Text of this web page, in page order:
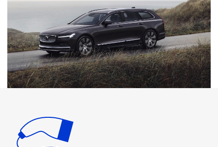
de 7,4 kW pour une phase de 32A. Si vous utilisez une
station de recharge avec une puissance supérieure à celle
de votre voiture, votre voiture ne pourra pas charger plus
rapidement que sa vitesse de charge maximale. Il est
important de choisir des produits de recharge qui
correspondent à la vitesse de charge maximale de votre
voiture pour une expérience de recharge optimale. Chez
Soolutions, nous proposons une gamme de câbles de
besoins de recharge. Nous recommandons des produits qui
offrent une vitesse de charge égale à la vitesse de charge